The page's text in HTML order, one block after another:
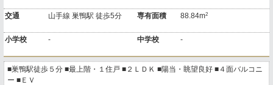
交通 山手線 巣鴨駅 徒歩5分 専有面積 88.84m2
小学校 - 中学校 -
■巣鴨駅徒歩５分 ■最上階・１住戸 ■２ＬＤＫ ■陽当・眺望良好 ■４面バルコニ
ー ■ＥＶ